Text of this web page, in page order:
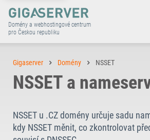
Domény a webhostingové centrum
pro Českou republiku
Gigaserver Domény NSSET
NSSET a
NSSET u .CZ domény určuje sadu
kdy NSSET měnit, co zkontrolovat